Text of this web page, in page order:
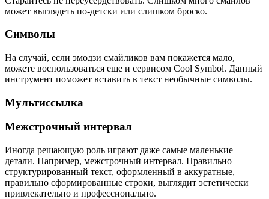
может выглядеть по-детски или слишком броско.
Символы
На случай, если эмодзи смайликов вам покажется мало,
можете воспользоваться еще и сервисом Cool Symbol. Данный
инструмент поможет вставить в текст необычные символы.
Мультиссылка
Межстрочный интервал
Иногда решающую роль играют даже самые маленькие
детали. Например, межстрочный интервал. Правильно
структурированный текст, оформленный в аккуратные,
правильно сформированные строки, выглядит эстетически
привлекательно и профессионально.